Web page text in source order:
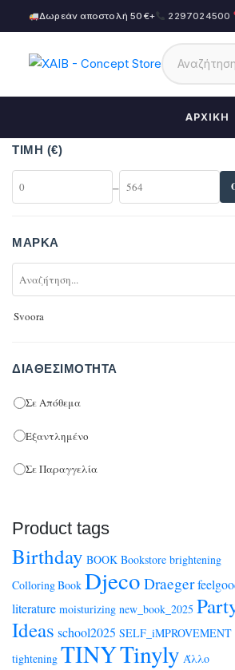
Δωρεάν αποστολή 50€+ 2297024500
ΑΡΧΙΚΉ
ΤΙΜΉ (€)
–
ΜΆΡΚΑ
Svoora
ΔΙΑΘΕΣΙΜΌΤΗΤΑ
Σε Απόθεμα
Εξαντλημένο
Σε Παραγγελία
Product tags
Birthday BOOK Bookstore brightening
Colloring Book Djeco Draeger
literature moisturizing new_book_2025
Ideas school2025 SELF_iMPROVEMENT
tightening TINYTinyly Άλλο